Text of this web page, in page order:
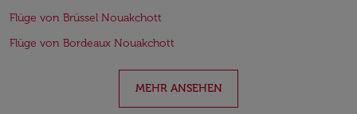
Flüge von Brüssel Nouakchott
Flüge von Bordeaux Nouakchott
MEHR ANSEHEN